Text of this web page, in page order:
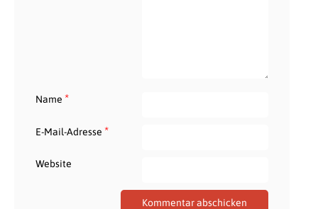
Name *
E-Mail-Adresse *
Website